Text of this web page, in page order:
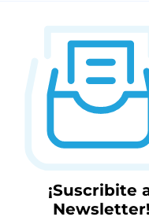
¡Suscribite
Newsletter!